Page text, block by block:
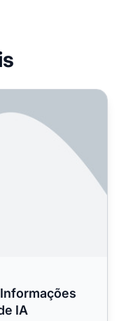
Imprecisas em
IA